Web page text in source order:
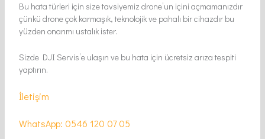
Bu hata türleri için size tavsiyemiz drone’un içini açmamanızdır
çünkü drone çok karmaşık, teknolojik ve pahalı bir cihazdır bu
yüzden onarımı ustalık ister.
Sizde DJI Servis’e ulaşın ve bu hata için ücretsiz arıza tespiti
yaptırın.
İletişim
WhatsApp: 0546 120 07 05